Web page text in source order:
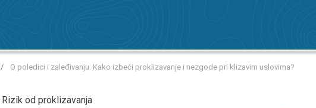
/ O poledici i zaleđivanju. Kako izbeći proklizavanje i nezgode pri klizavim uslovima?
Rizik od proklizavanja